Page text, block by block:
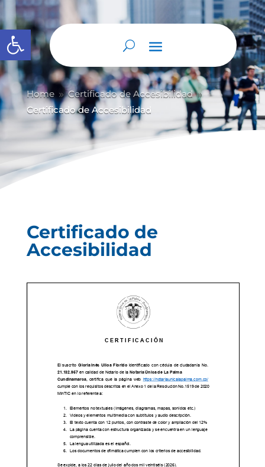
Abrir barra de herramientas
Home 9 Certificado de Accesibilidad 9
Certificado de Accesibilidad
Certificado de
Accesibilidad